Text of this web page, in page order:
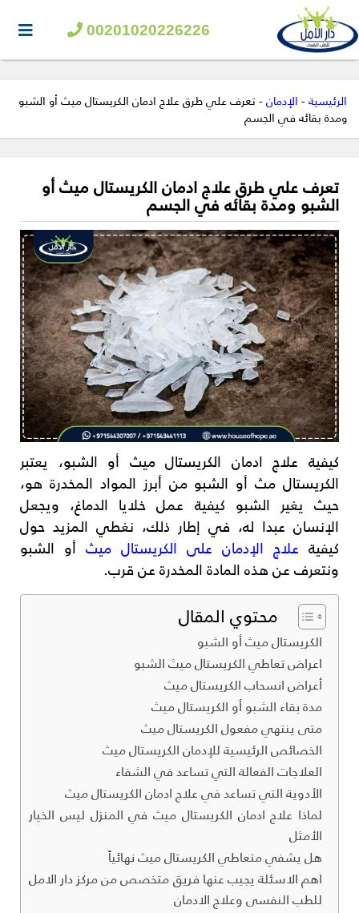
00201020226226
الرئيسية-الإدمان-تعرف علي طرق علاج ادمان الكريستال ميث أو الشبو
ومدة بقائه في الجسم
تعرف علي طرق علاج ادمان الكريستال ميث أو
الشبو ومدة بقائه في الجسم
كيفية علاج ادمان الكريستال ميث أو الشبو، يعتبر
الكريستال مث أو الشبو من أبرز المواد المخدرة هو،
حيث يغير الشبو كيفية عمل خلايا الدماغ، ويجعل
الإنسان عبدا له، في إطار ذلك، نغطي المزيد حول
كيفية علاج الإدمان على الكريستال ميث أو الشبو
ونتعرف عن هذه المادة المخدرة عن قرب.
محتوي المقال
الكريستال ميث أو الشبو
اعراض تعاطي الكريستال ميث الشبو
أعراض انسحاب الكريستال ميث
مدة بقاء الشبو أو الكريستال ميث
متى ينتهي مفعول الكريستال ميث
الخصائص الرئيسية للإدمان الكريستال ميث
العلاجات الفعالة التي تساعد في الشفاء
الأدوية التي تساعد في علاج ادمان الكريستال ميث
لماذا علاج ادمان الكريستال ميث في المنزل ليس الخيار
الأمثل
هل يشفي متعاطي الكريستال ميث نهائياً
اهم الاسئلة يجيب عنها فريق متخصص من مركز دار الامل
للطب النفسى وعلاج الادمان